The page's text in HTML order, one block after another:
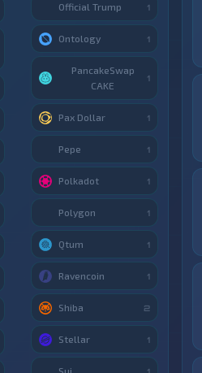
Official Trump 1
Ontology 1
PancakeSwap
CAKE
1
Pax Dollar 1
Pepe 1
Polkadot 1
Polygon 1
Qtum 1
Ravencoin 1
Shiba 2
Stellar 1
Sui 1